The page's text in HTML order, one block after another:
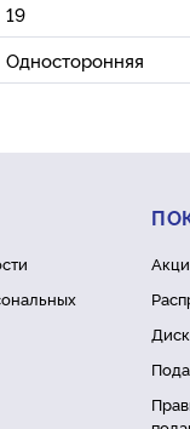
19
Односторонняя